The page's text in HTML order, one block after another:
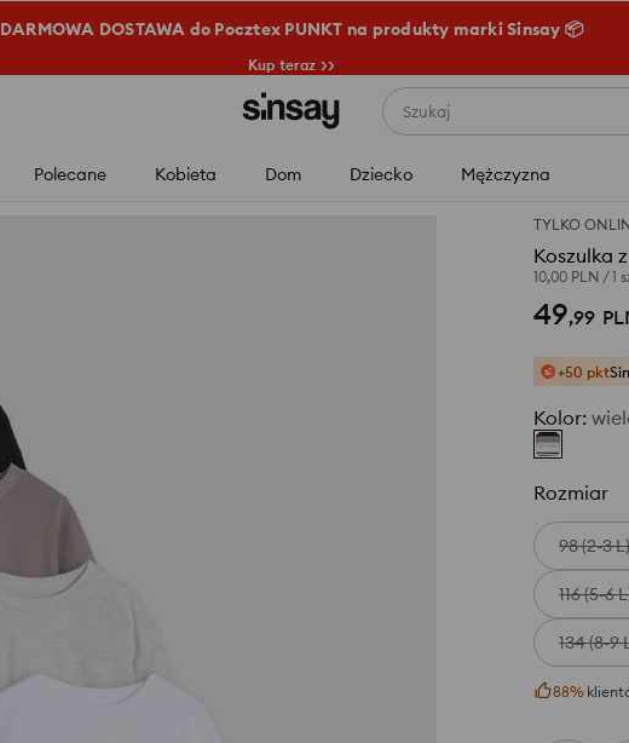
DARMOWA DOSTAWA do Pocztex PUNKT na produkty marki Sinsay 📦
Kup teraz >>
Szukaj
Polecane Kobieta Dom Dziecko Mężczyzna
TYLKO
Koszulka
10,00 PLN /1
49,99
+50 pkt
Kolor:
Rozmiar
98 (2-3 L)
116 (5-6
134 (8-9
88%